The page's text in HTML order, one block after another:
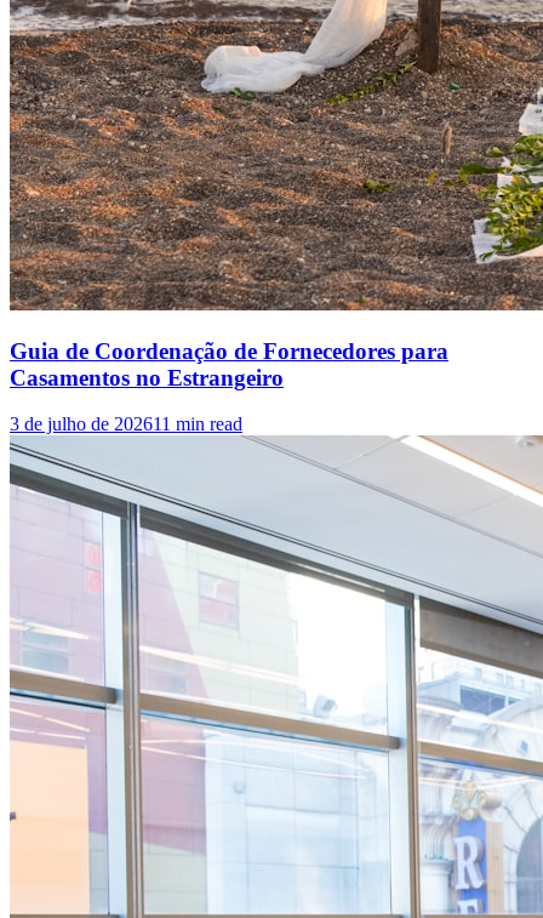
Guia de Coordenação de Fornecedores para
Casamentos no Estrangeiro
3 de julho de 202611 min read